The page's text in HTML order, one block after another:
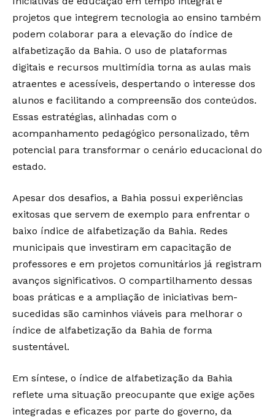
projetos que integrem tecnologia ao ensino também
podem colaborar para a elevação do índice de
alfabetização da Bahia. O uso de plataformas
digitais e recursos multimídia torna as aulas mais
atraentes e acessíveis, despertando o interesse dos
alunos e facilitando a compreensão dos conteúdos.
Essas estratégias, alinhadas com o
acompanhamento pedagógico personalizado, têm
potencial para transformar o cenário educacional do
estado.
Apesar dos desafios, a Bahia possui experiências
exitosas que servem de exemplo para enfrentar o
baixo índice de alfabetização da Bahia. Redes
municipais que investiram em capacitação de
professores e em projetos comunitários já registram
avanços significativos. O compartilhamento dessas
boas práticas e a ampliação de iniciativas bem-
sucedidas são caminhos viáveis para melhorar o
índice de alfabetização da Bahia de forma
sustentável.
Em síntese, o índice de alfabetização da Bahia
reflete uma situação preocupante que exige ações
integradas e eficazes por parte do governo, da